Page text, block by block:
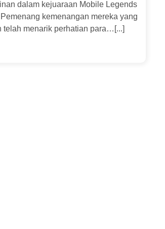
dalam kejuaraan Mobile Legends
kemenangan mereka yang
telah menarik perhatian para…[...]